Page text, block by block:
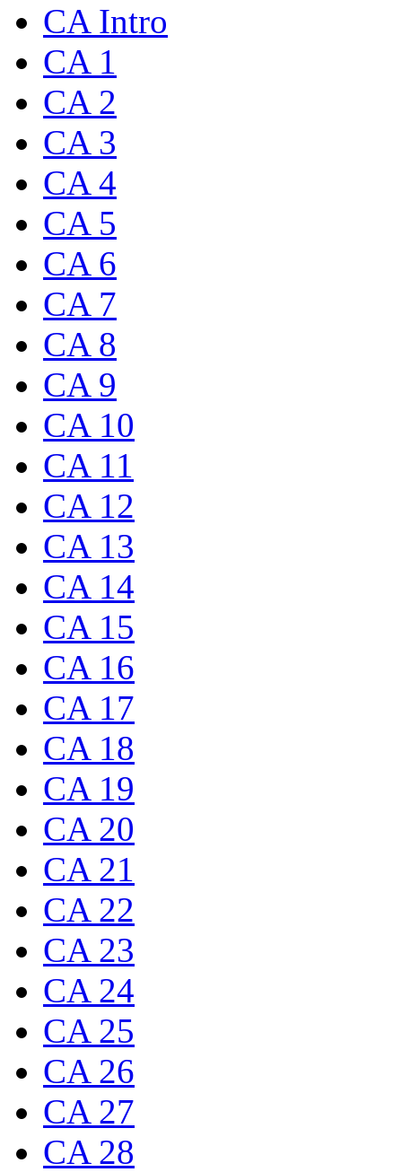
CA Intro
CA 1
CA 2
CA 3
CA 4
CA 5
CA 6
CA 7
CA 8
CA 9
CA 10
CA 11
CA 12
CA 13
CA 14
CA 15
CA 16
CA 17
CA 18
CA 19
CA 20
CA 21
CA 22
CA 23
CA 24
CA 25
CA 26
CA 27
CA 28